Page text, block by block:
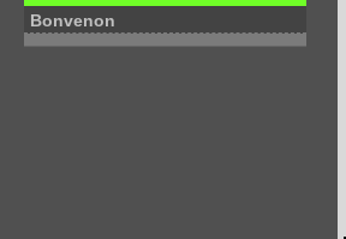
Bonvenon